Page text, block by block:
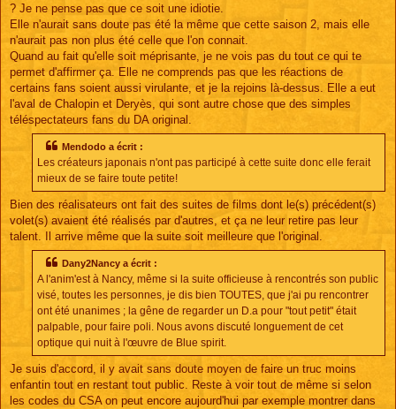
? Je ne pense pas que ce soit une idiotie.
Elle n'aurait sans doute pas été la même que cette saison 2, mais elle
n'aurait pas non plus été celle que l'on connait.
Quand au fait qu'elle soit méprisante, je ne vois pas du tout ce qui te
permet d'affirmer ça. Elle ne comprends pas que les réactions de
certains fans soient aussi virulante, et je la rejoins là-dessus. Elle a eut
l'aval de Chalopin et Deryès, qui sont autre chose que des simples
téléspectateurs fans du DA original.
Mendodo a écrit :
Les créateurs japonais n'ont pas participé à cette suite donc elle ferait
mieux de se faire toute petite!
Bien des réalisateurs ont fait des suites de films dont le(s) précédent(s)
volet(s) avaient été réalisés par d'autres, et ça ne leur retire pas leur
talent. Il arrive même que la suite soit meilleure que l'original.
Dany2Nancy a écrit :
A l'anim'est à Nancy, même si la suite officieuse à rencontrés son public
visé, toutes les personnes, je dis bien TOUTES, que j'ai pu rencontrer
ont été unanimes ; la gêne de regarder un D.a pour "tout petit" était
palpable, pour faire poli. Nous avons discuté longuement de cet
optique qui nuit à l'œuvre de Blue spirit.
Je suis d'accord, il y avait sans doute moyen de faire un truc moins
enfantin tout en restant tout public. Reste à voir tout de même si selon
les codes du CSA on peut encore aujourd'hui par exemple montrer dans